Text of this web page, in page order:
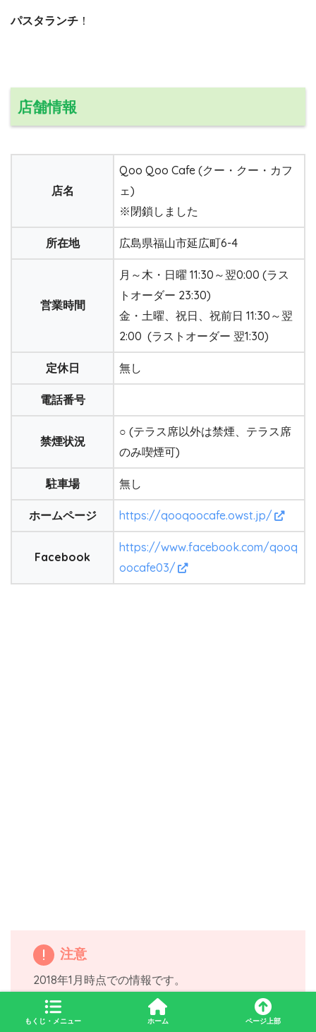
パスタランチ ！
店舗情報
店名
Qoo Qoo Cafe (クー・クー・カフ
ェ)
※閉鎖しました
所在地 広島県福山市延広町6-4
営業時間
月～木・日曜 11:30～翌0:00 (ラス
トオーダー 23:30)
金・土曜、祝日、祝前日 11:30～翌
2:00 (ラストオーダー 翌1:30)
定休日 無し
電話番号
禁煙状況
○ (テラス席以外は禁煙、テラス席
のみ喫煙可)
駐車場 無し
ホームページ https://qooqoocafe.owst.jp/
Facebook
https://www.facebook.com/qooq
oocafe03/
注意
2018年1月時点での情報です。
もくじ・メニュー ホーム ページ上部